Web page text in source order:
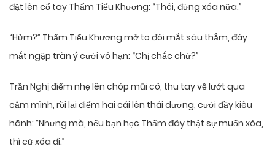
đặt lên cổ tay Thẩm Tiểu Khương: “Thôi, đừng xóa nữa.”
“Hửm?” Thẩm Tiểu Khương mở to đôi mắt sâu thẳm, đáy
mắt ngập tràn ý cười vô hạn: “Chị chắc chứ?”
Trần Nghị điểm nhẹ lên chóp mũi cô, thu tay về lướt qua
cằm mình, rồi lại điểm hai cái lên thái dương, cười đầy kiêu
hãnh: “Nhưng mà, nếu bạn học Thẩm đây thật sự muốn xóa,
thì cứ xóa đi.”